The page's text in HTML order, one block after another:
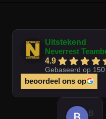
Uitstekend
Neverrest
4.9
Gebaseerd op
beoordeel ons op